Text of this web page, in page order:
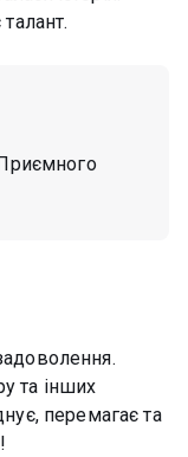
та інших
перемагає та